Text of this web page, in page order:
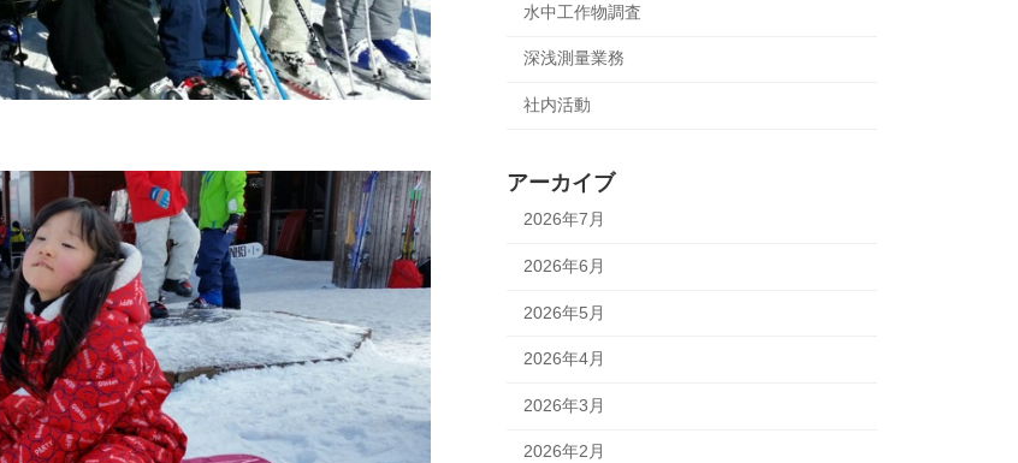
水中工作物調査
深浅測量業務
社内活動
アーカイブ
2026年7月
2026年6月
2026年5月
2026年4月
2026年3月
2026年2月